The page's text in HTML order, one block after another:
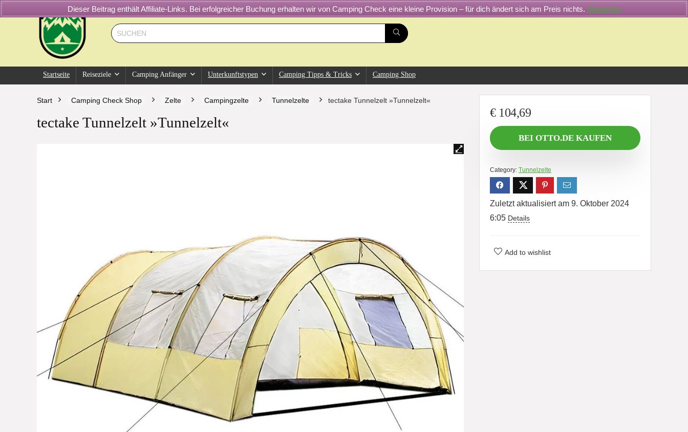
Dieser Beitrag enthält Affiliate-Links. Bei erfolgreicher Buchung erhalten wir von Camping Check eine kleine Provision – für dich ändert sich am Preis nichts. Verwerfen
Startseite Reiseziele Camping Anfänger Unterkunftstypen Camping Tipps & Tricks Camping Shop
Start Camping Check Shop Zelte Campingzelte Tunnelzelte tectake Tunnelzelt »Tunnelzelt«
tectake Tunnelzelt »Tunnelzelt«
€104,69
BEI OTTO.DE KAUFEN
Category: Tunnelzelte
Zuletzt aktualisiert am 9. Oktober 2024
6:05 Details
Add to wishlist